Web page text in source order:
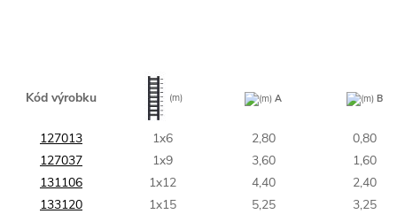
Kód výrobku (m) (m) A (m) B
127013 1x6 2,80
0,80
127037
1x9 3,60
1,60
131106
1x12 4,40
2,40
133120
1x15 5,25
3,25